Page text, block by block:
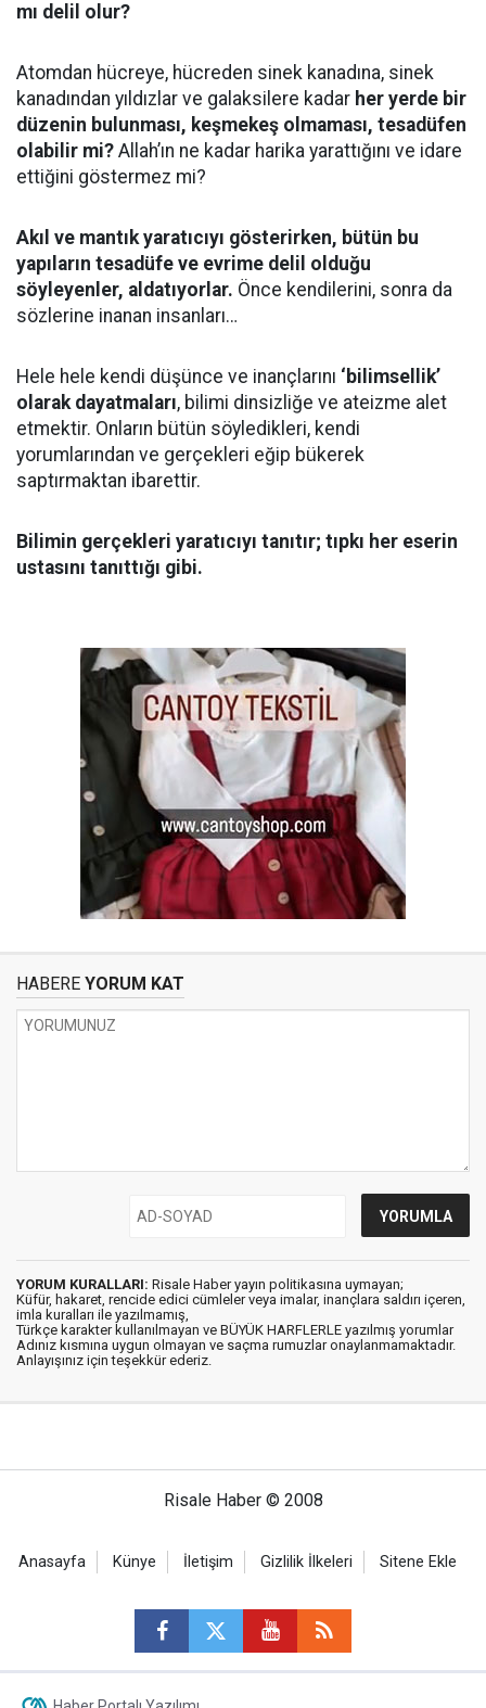
mı delil olur?
Atomdan hücreye, hücreden sinek kanadına, sinek
kanadından yıldızlar ve galaksilere kadar her yerde bir
düzenin bulunması, keşmekeş olmaması, tesadüfen
olabilir mi? Allah’ın ne kadar harika yarattığını ve idare
ettiğini göstermez mi?
Akıl ve mantık yaratıcıyı gösterirken, bütün bu
yapıların tesadüfe ve evrime delil olduğu
söyleyenler, aldatıyorlar. Önce kendilerini, sonra da
sözlerine inanan insanları…
Hele hele kendi düşünce ve inançlarını ‘bilimsellik’
olarak dayatmaları, bilimi dinsizliğe ve ateizme alet
etmektir. Onların bütün söyledikleri, kendi
yorumlarından ve gerçekleri eğip bükerek
saptırmaktan ibarettir.
Bilimin gerçekleri yaratıcıyı tanıtır; tıpkı her eserin
ustasını tanıttığı gibi.
HABERE YORUM KAT
YORUM KURALLARI: Risale Haber yayın politikasına uymayan;
Küfür, hakaret, rencide edici cümleler veya imalar, inançlara saldırı içeren,
imla kuralları ile yazılmamış,
Türkçe karakter kullanılmayan ve BÜYÜK HARFLERLE yazılmış yorumlar
Adınız kısmına uygun olmayan ve saçma rumuzlar onaylanmamaktadır.
Anlayışınız için teşekkür ederiz.
Risale Haber © 2008
Anasayfa Künye İletişim Gizlilik İlkeleri Sitene Ekle